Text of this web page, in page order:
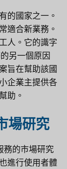
的國家之一。
適合新業務。
人。它的識字
另一個原因
旨在幫助該國
企業主提供各
助。
場研究
的市場研究
進行使用者體